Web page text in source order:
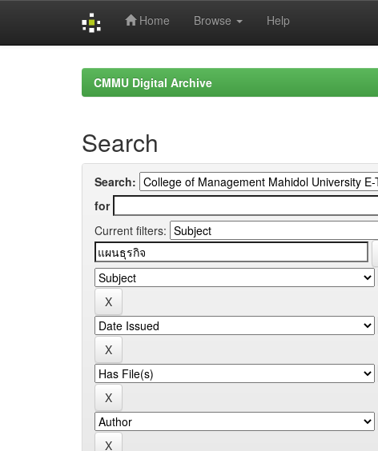
Home Browse Help
CMMU Digital Archive
Search
Search:
for
Current filters: